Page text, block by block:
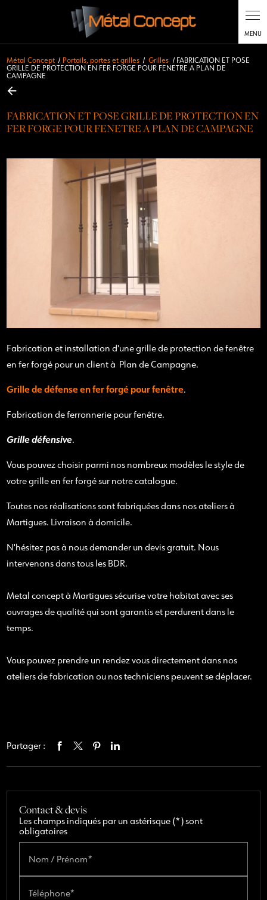
Métal Concept Portails, portes et grilles Grilles
FABRICATION ET POSE
GRILLE DE PROTECTION EN FER FORGE POUR FENETRE A PLAN DE
CAMPAGNE
FABRICATION ET POSE GRILLE DE PROTECTION EN
FER FORGE POUR FENETRE A PLAN DE CAMPAGNE
Fabrication et installation d'une grille de protection de fenêtre
en fer forgé pour un client à Plan de Campagne.
Grille de défense en fer forgé pour fenêtre.
Fabrication de ferronnerie pour fenêtre.
Grille défensive.
Vous pouvez choisir parmi nos nombreux modèles le style de
votre grille en fer forgé sur notre catalogue.
Toutes nos réalisations sont fabriquées dans nos ateliers à
Martigues. Livraison à domicile.
N'hésitez pas à nous demander un devis gratuit. Nous
intervenons dans tous les BDR.
Metal concept à Martigues sécurise votre habitat avec ses
ouvrages de qualité qui sont garantis et perdurent dans le
temps.
Vous pouvez prendre un rendez vous directement dans nos
ateliers de fabrication ou nos techniciens peuvent se déplacer.
Partager :
Contact & devis
Les champs indiqués par un astérisque (*) sont
obligatoires
Nom / Prénom*
Téléphone*